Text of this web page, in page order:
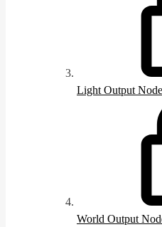
Light Output Node
World Output